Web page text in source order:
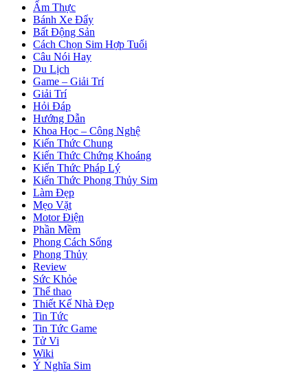
Ẩm Thực
Bánh Xe Đẩy
Bất Động Sản
Cách Chọn Sim Hợp Tuổi
Câu Nói Hay
Du Lịch
Game – Giải Trí
Giải Trí
Hỏi Đáp
Hướng Dẫn
Khoa Học – Công Nghệ
Kiến Thức Chung
Kiến Thức Chứng Khoáng
Kiến Thức Pháp Lý
Kiến Thức Phong Thủy Sim
Làm Đẹp
Mẹo Vặt
Motor Điện
Phần Mềm
Phong Cách Sống
Phong Thủy
Review
Sức Khỏe
Thể thao
Thiết Kế Nhà Đẹp
Tin Tức
Tin Tức Game
Tử Vi
Wiki
Ý Nghĩa Sim